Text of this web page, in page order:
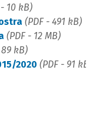
10 kB)
(PDF - 491 kB)
(PDF - 12 MB)
kB)
2020 (PDF - 91 kB)